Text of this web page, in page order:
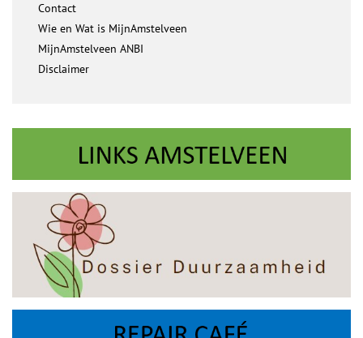
Contact
Wie en Wat is MijnAmstelveen
MijnAmstelveen ANBI
Disclaimer